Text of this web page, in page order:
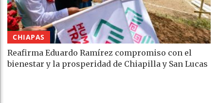
CHIAPAS
Reafirma Eduardo Ramírez compromiso con el
bienestar y la prosperidad de Chiapilla y San Lucas